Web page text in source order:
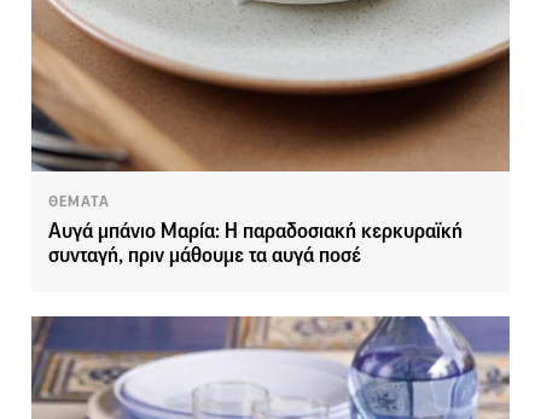
ΘΕΜΑΤΑ
Αυγά μπάνιο Μαρία: Η παραδοσιακή κερκυραϊκή
συνταγή, πριν μάθουμε τα αυγά ποσέ